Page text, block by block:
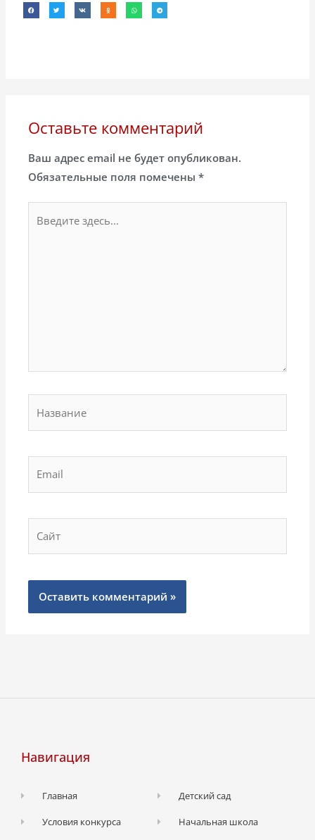
Оставьте комментарий
Ваш адрес email не будет опубликован.
Обязательные поля помечены*
здесь...
Навигация
Главная
Условия конкурса
Детский сад
Начальная школа